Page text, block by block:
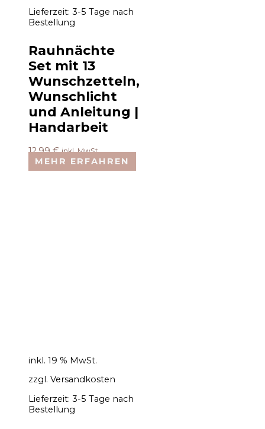
Lieferzeit: 3-5 Tage nach
Bestellung
Rauhnächte
Set mit 13
Wunschzetteln,
Wunschlicht
und Anleitung |
Handarbeit
12,99€ inkl. MwSt.
MEHR ERFAHREN
inkl. 19 % MwSt.
zzgl. Versandkosten
Lieferzeit: 3-5 Tage nach
Bestellung